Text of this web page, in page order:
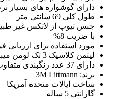
دارای گوشواره های بسیار
طول کلی 69 سانتی متر
جنس تیوپ از لاتکس غیر
با ضریب 8%
مورد استفاده برای
لیتمن کلاسیک 3 تک لومن میباشد
دارای 37 عدد رنگبندی متفاوت
برند: 3M Littmann
ساخت ایالات متحده آمریکا
گارانتی 5 ساله